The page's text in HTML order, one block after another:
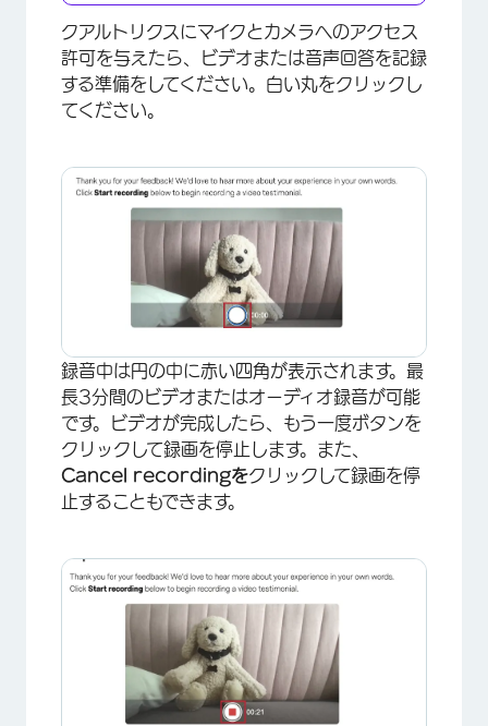
×
×
クアルトリクスにマイクとカメラへのアクセス
許可を与えたら、ビデオまたは音声回答を記録
する準備をしてください。白い丸をクリックし
てください。
録音中は円の中に赤い四角が表示されます。最
長3分間のビデオまたはオーディオ録音が可能
です。ビデオが完成したら、もう一度ボタンを
クリックして録画を停止します。また、
Cancel recordingをクリックして録画を停
止することもできます。